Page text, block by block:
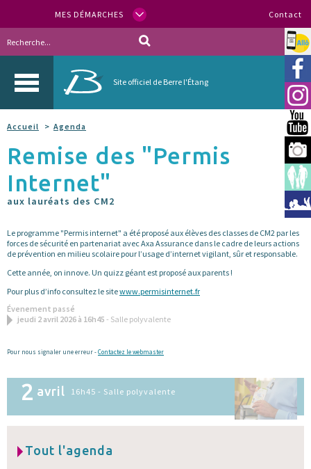
MES DÉMARCHES Contact
Site officiel de Berre l'Étang
Allo
Accueil Agenda
Remise des "Permis
Internet"
aux lauréats des CM2
Le programme "Permis internet" a été proposé aux élèves des classes de CM2 par les
forces de sécurité en partenariat avec Axa Assurance dans le cadre de leurs actions
de prévention en milieu scolaire pour l’usage d’internet vigilant, sûr et responsable.
Cette année, on innove. Un quizz géant est proposé aux parents !
Pour plus d’info consultez le sitewww.permisinternet.fr
Évenement passé
jeudi 2 avril 2026 à 16h45 - Salle polyvalente
Pour nous signaler une erreur -Contactez le webmaster
2 avril 16h45 - Salle polyvalente
Tout l'agenda